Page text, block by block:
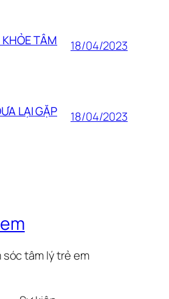
TÂM 18/04/2023
LẠI GẶP 18/04/2023
tâm lý trẻ em